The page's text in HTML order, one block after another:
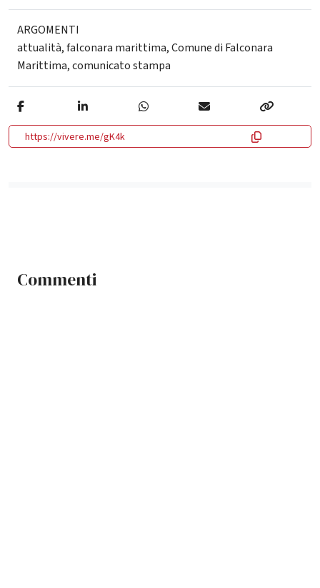
ARGOMENTI
attualità,falconara marittima,Comune di Falconara
Marittima,comunicato stampa
https://vivere.me/gK4k
Commenti